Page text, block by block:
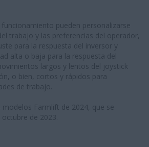
pueden personalizarse
trabajo y las preferencias del operador,
para la respuesta del inversor y
alta o baja para la respuesta del
largos y lentos del joystick
o bien, cortos y rápidos para
de trabajo.
modelos Farmlift de 2024, que se
de 2023.